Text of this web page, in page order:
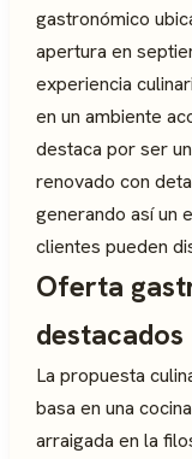
gastronómico
apertura en
experiencia
en un ambiente
destaca por ser
renovado con
generando así un
clientes pueden
Oferta
destacados
La propuesta
basa en una
arraigada en la